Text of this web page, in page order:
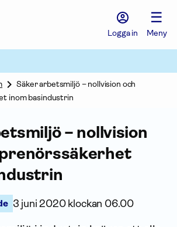
Logga in
☰
Meny
Säker arbetsmiljö – nollvision och
inom basindustrin
– nollvision
3 juni 2020 klockan 06.00